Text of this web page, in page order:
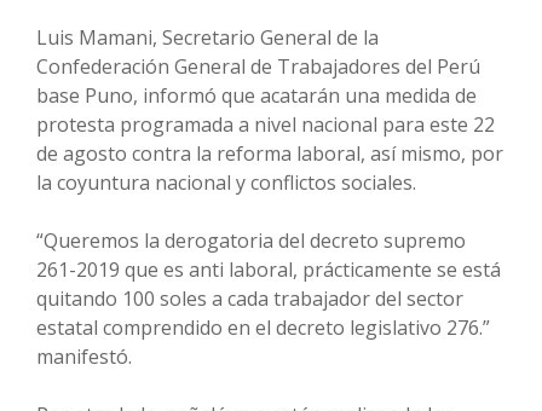
Luis Mamani, Secretario General de la
Confederación General de Trabajadores del Perú
base Puno, informó que acatarán una medida de
protesta programada a nivel nacional para este 22
de agosto contra la reforma laboral, así mismo, por
la coyuntura nacional y conflictos sociales.
“Queremos la derogatoria del decreto supremo
261-2019 que es anti laboral, prácticamente se está
quitando 100 soles a cada trabajador del sector
estatal comprendido en el decreto legislativo 276.”
manifestó.